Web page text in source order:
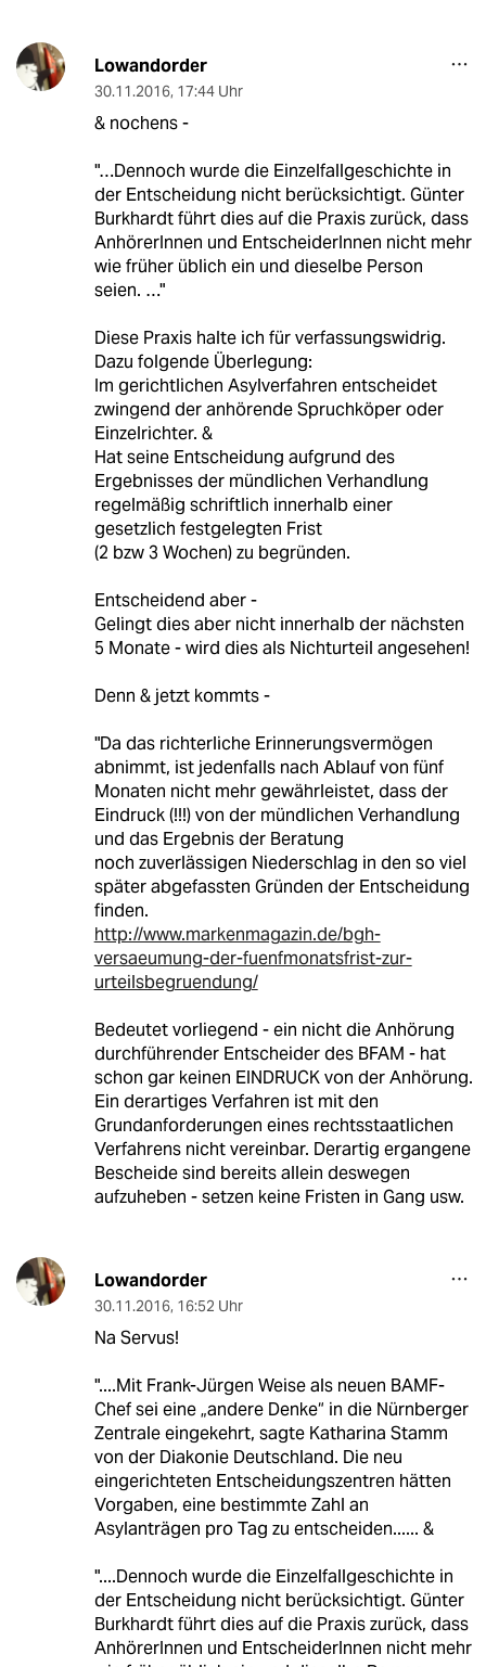
Lowandorder
30.11.2016, 17:44 Uhr
& nochens -
"…Dennoch wurde die Einzelfallgeschichte in
der Entscheidung nicht berücksichtigt. Günter
Burkhardt führt dies auf die Praxis zurück, dass
AnhörerInnen und EntscheiderInnen nicht mehr
wie früher üblich ein und dieselbe Person
seien. …"
Diese Praxis halte ich für verfassungswidrig.
Dazu folgende Überlegung:
Im gerichtlichen Asylverfahren entscheidet
zwingend der anhörende Spruchköper oder
Einzelrichter. &
Hat seine Entscheidung aufgrund des
Ergebnisses der mündlichen Verhandlung
regelmäßig schriftlich innerhalb einer
gesetzlich festgelegten Frist
(2 bzw 3 Wochen) zu begründen.
Entscheidend aber -
Gelingt dies aber nicht innerhalb der nächsten
5 Monate - wird dies als Nichturteil angesehen!
Denn & jetzt kommts -
"Da das richterliche Erinnerungsvermögen
abnimmt, ist jedenfalls nach Ablauf von fünf
Monaten nicht mehr gewährleistet, dass der
Eindruck (!!!) von der mündlichen Verhandlung
und das Ergebnis der Beratung
noch zuverlässigen Niederschlag in den so viel
später abgefassten Gründen der Entscheidung
finden.
http://www.markenmagazin.de/bgh-
versaeumung-der-fuenfmonatsfrist-zur-
urteilsbegruendung/
Bedeutet vorliegend - ein nicht die Anhörung
durchführender Entscheider des BFAM - hat
schon gar keinen EINDRUCK von der Anhörung.
Ein derartiges Verfahren ist mit den
Grundanforderungen eines rechtsstaatlichen
Verfahrens nicht vereinbar. Derartig ergangene
Bescheide sind bereits allein deswegen
aufzuheben - setzen keine Fristen in Gang usw.
Lowandorder
30.11.2016, 16:52 Uhr
Na Servus!
"....Mit Frank-Jürgen Weise als neuen BAMF-
Chef sei eine „andere Denke“ in die Nürnberger
Zentrale eingekehrt, sagte Katharina Stamm
von der Diakonie Deutschland. Die neu
eingerichteten Entscheidungszentren hätten
Vorgaben, eine bestimmte Zahl an
Asylanträgen pro Tag zu entscheiden...... &
"....Dennoch wurde die Einzelfallgeschichte in
der Entscheidung nicht berücksichtigt. Günter
Burkhardt führt dies auf die Praxis zurück, dass
AnhörerInnen und EntscheiderInnen nicht mehr